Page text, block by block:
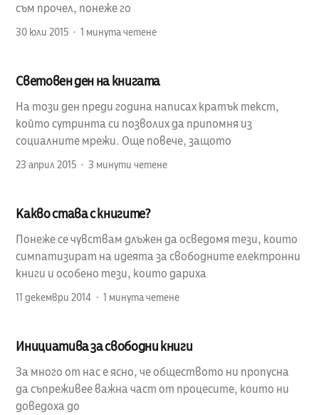
съм прочел, понеже го
30 юли 2015 1 минута четене
Световен ден на книгата
На този ден преди година написах кратък текст,
който сутринта си позволих да припомня из
социалните мрежи. Още повече, защото
23 април 2015 3 минути четене
Какво става с книгите?
Понеже се чувствам длъжен да осведомя тези, които
симпатизират на идеята за свободните електронни
книги и особено тези, които дариха
11 декември 2014 1 минута четене
Инициатива за свободни книги
За много от нас е ясно, че обществото ни пропусна
да съпреживее важна част от процесите, които ни
доведоха до